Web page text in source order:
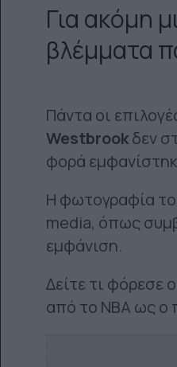
Για ακόμη
βλέμματα
Πάντα οι
Westbrookδεν
φορά
Η φωτογραφία
media, όπως
εμφάνιση.
Δείτε τι φόρεσε
από το ΝΒΑ ως ο